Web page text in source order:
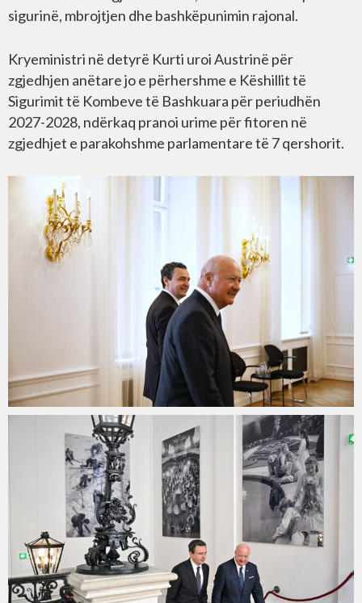
sigurinë, mbrojtjen dhe bashkëpunimin rajonal.
Kryeministri në detyrë Kurti uroi Austrinë për
zgjedhjen anëtare jo e përhershme e Këshillit të
Sigurimit të Kombeve të Bashkuara për periudhën
2027-2028, ndërkaq pranoi urime për fitoren në
zgjedhjet e parakohshme parlamentare të 7 qershorit.